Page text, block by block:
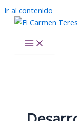
Ir al contenido